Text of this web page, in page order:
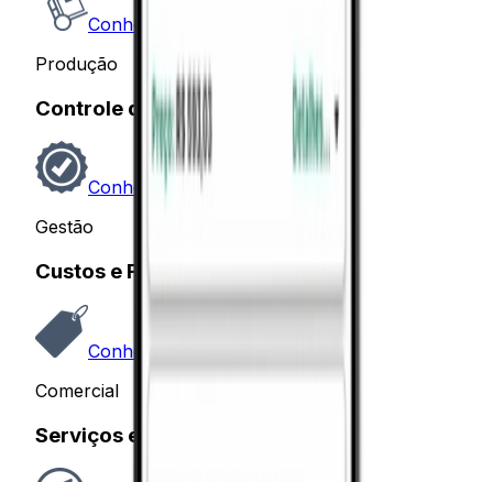
Conhecer
Produção
Controle de Qualidade
Conhecer
Gestão
Custos e Formação de Preços
Conhecer
Comercial
Serviços e Assistência Técnica